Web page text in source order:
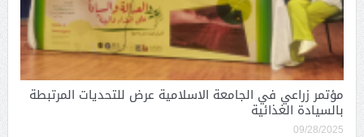
مؤتمر زراعي في الجامعة الاسلامية عرض للتحديات المرتبطة
بالسيادة الغذائية
09/28/2025